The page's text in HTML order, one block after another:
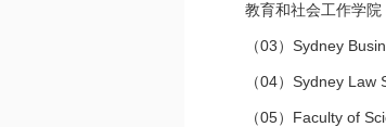
教育和社会工作学院
（03）Sydney
（04）Sydney Law
（05）Faculty of